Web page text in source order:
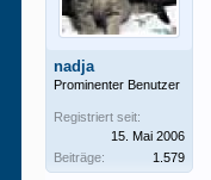
nadja
Prominenter Benutzer
Registriert seit:
15. Mai 2006
Beiträge:
1.579